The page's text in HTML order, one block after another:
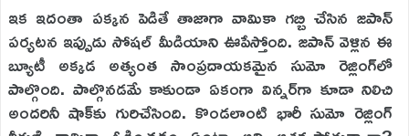
ఇక ఇదంతా పక్కన పెడితే తాజాగా వామికా గబ్బి చేసిన జపాన్
పర్యటన ఇప్పుడు సోషల్ మీడియాని ఊపేస్తోంది. జపాన్ వెళ్లిన ఈ
బ్యూటీ అక్కడ అత్యంత సాంప్రదాయకమైన సుమో రెజ్లింగ్‌లో
పాల్గొంది. పాల్గొనడమే కాకుండా ఏకంగా విన్నర్‌గా కూడా నిలిచి
అందరినీ షాక్‌కు గురిచేసింది. కొండలాంటి భారీ సుమో రెజ్లింగ్‌